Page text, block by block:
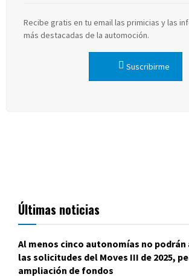
Recibe gratis en tu email las primicias y las
más destacadas de la automoción.
Suscribirme
Últimas noticias
Al menos cinco autonomías no
las solicitudes del Moves III de 2025,
ampliación de fondos